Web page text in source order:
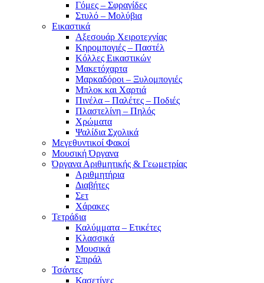
Γόμες – Σφραγίδες
Στυλό – Μολύβια
Εικαστικά
Αξεσουάρ Χειροτεχνίας
Κηρομπογιές – Παστέλ
Κόλλες Εικαστικών
Μακετόχαρτα
Μαρκαδόροι – Ξυλομπογιές
Μπλοκ και Χαρτιά
Πινέλα – Παλέτες – Ποδιές
Πλαστελίνη – Πηλός
Χρώματα
Ψαλίδια Σχολικά
Μεγεθυντικοί Φακοί
Μουσική Όργανα
Όργανα Αριθμητικής & Γεωμετρίας
Αριθμητήρια
Διαβήτες
Σετ
Χάρακες
Τετράδια
Καλύμματα – Ετικέτες
Κλασσικά
Μουσικά
Σπιράλ
Τσάντες
Κασετίνες